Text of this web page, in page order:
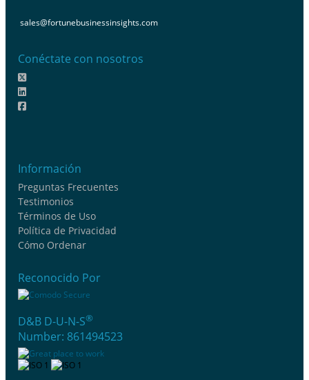
sales@fortunebusinessinsights.com
Conéctate con nosotros
Información
Preguntas Frecuentes
Testimonios
Términos de Uso
Política de Privacidad
Cómo Ordenar
Reconocido Por
D&B D-U-N-S®
Number: 861494523